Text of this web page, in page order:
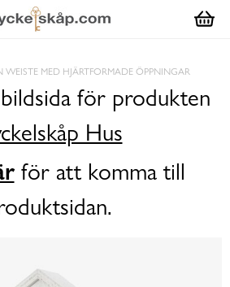
WEISTE MED HJÄRTFORMADE ÖPPNINGAR
för produkten
Hus
för att komma till